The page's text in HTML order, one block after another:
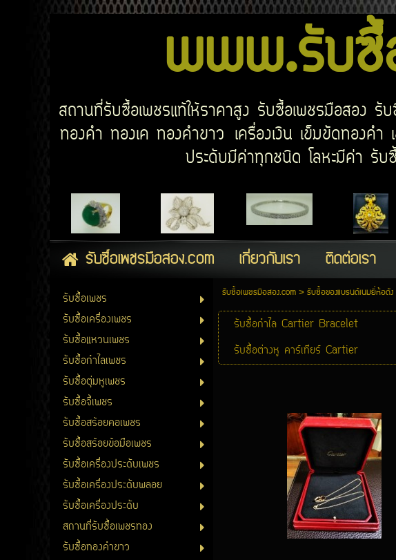
www.รับซื้
สถานที่รับซื้อเพชรแท้ให้ราคาสูง รับซื้อเพชรมือสอง รั
ทองคำ ทองเค ทองคำขาว เครื่องเงิน เข็มขัดทองค
ประดับมีค่าทุกชนิด โลหะมีค่า
รับซื้อเพชรมือสอง.com เกี่ยวกับเรา ติดต่อเรา
รับซื้อเพชร
รับซื้อเครื่องเพชร
รับซื้อแหวนเพชร
รับซื้อกำไลเพชร
รับซื้อตุ่มหูเพชร
รับซื้อจี้เพชร
รับซื้อสร้อยคอเพชร
รับซื้อสร้อยข้อมือเพชร
รับซื้อเครื่องประดับเพชร
รับซื้อเครื่องประดับพลอย
รับซื้อเครื่องประดับ
สถานที่รับซื้อเพชรทอง
รับซื้อทองคำขาว
รับซื้อเพชรมือสอง.com> รับซื้อของแบรนด์เนมยี่ห้อดัง
รับซื้อกำไล Cartier Bracelet
รับซื้อต่างหู คาร์เทียร์ Cartier